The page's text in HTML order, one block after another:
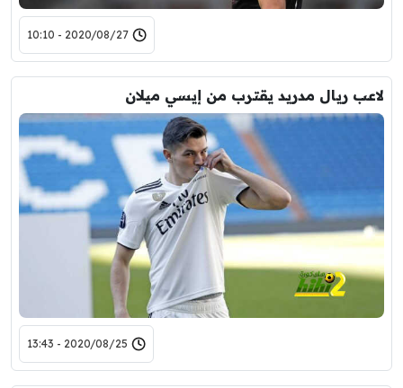
2020/08/27 - 10:10
لاعب ريال مدريد يقترب من إيسي ميلان
2020/08/25 - 13:43